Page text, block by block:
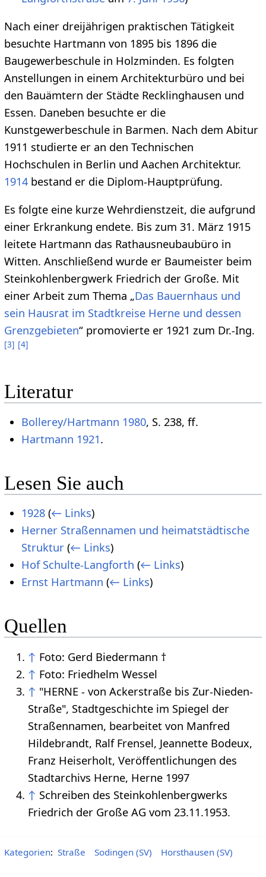
Nach einer dreijährigen praktischen Tätigkeit
besuchte Hartmann von 1895 bis 1896 die
Baugewerbeschule in Holzminden. Es folgten
Anstellungen in einem Architekturbüro und bei
den Bauämtern der Städte Recklinghausen und
Essen. Daneben besuchte er die
Kunstgewerbeschule in Barmen. Nach dem Abitur
1911 studierte er an den Technischen
Hochschulen in Berlin und Aachen Architektur.
1914bestand er die Diplom-Hauptprüfung.
Es folgte eine kurze Wehrdienstzeit, die aufgrund
einer Erkrankung endete. Bis zum 31. März 1915
leitete Hartmann das Rathausneubaubüro in
Witten. Anschließend wurde er Baumeister beim
Steinkohlenbergwerk Friedrich der Große. Mit
einer Arbeit zum Thema „Das Bauernhaus und
sein Hausrat im Stadtkreise Herne und dessen
Grenzgebieten“ promovierte er 1921 zum Dr.-Ing.
[3] [4]
Literatur
Bollerey/Hartmann 1980, S. 238, ff.
Hartmann 1921.
Lesen Sie auch
1928 (← Links)
Herner Straßennamen und heimatstädtische
Struktur (← Links)
Hof Schulte-Langforth (← Links)
Ernst Hartmann (← Links)
Quellen
↑ Foto: Gerd Biedermann †
↑ Foto: Friedhelm Wessel
↑ "HERNE - von Ackerstraße bis Zur-Nieden-
Straße", Stadtgeschichte im Spiegel der
Straßennamen, bearbeitet von Manfred
Hildebrandt, Ralf Frensel, Jeannette Bodeux,
Franz Heiserholt, Veröffentlichungen des
Stadtarchivs Herne, Herne 1997
↑ Schreiben des Steinkohlenbergwerks
Friedrich der Große AG vom 23.11.1953.
Kategorien: Straße Sodingen (SV) Horsthausen (SV)